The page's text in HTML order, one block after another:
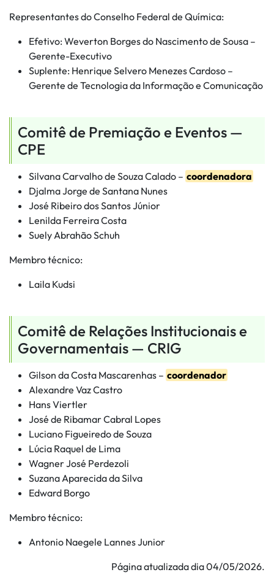
Representantes do Conselho Federal de Química:
Efetivo: Weverton Borges do Nascimento de Sousa –
Gerente-Executivo
Suplente: Henrique Selvero Menezes Cardoso –
Gerente de Tecnologia da Informação e Comunicação
Comitê de Premiação e Eventos —
CPE
Silvana Carvalho de Souza Calado – coordenadora
Djalma Jorge de Santana Nunes
José Ribeiro dos Santos Júnior
Lenilda Ferreira Costa
Suely Abrahão Schuh
Membro técnico:
Laila Kudsi
Comitê de Relações Institucionais e
Governamentais — CRIG
Gilson da Costa Mascarenhas – coordenador
Alexandre Vaz Castro
Hans Viertler
José de Ribamar Cabral Lopes
Luciano Figueiredo de Souza
Lúcia Raquel de Lima
Wagner José Perdezoli
Suzana Aparecida da Silva
Edward Borgo
Membro técnico:
Antonio Naegele Lannes Junior
Página atualizada dia 04/05/2026.